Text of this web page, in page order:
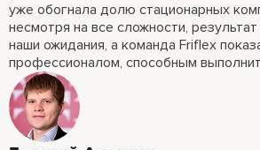
уже обогнала долю стационарных
несмотря на все сложности,
наши ожидания, а команда Friflex
профессионалом, способным